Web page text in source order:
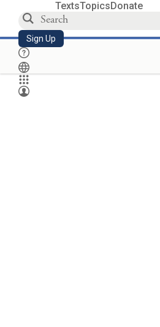
TextsTopicsDonate
Sign Up